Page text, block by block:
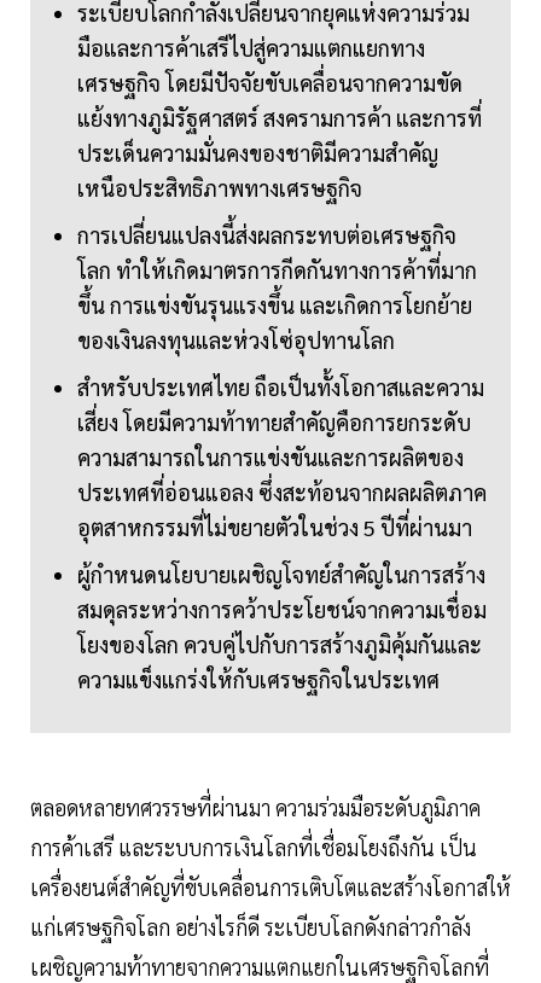
ระเบียบโลกกำลังเปลี่ยนจากยุคแห่งความร่วม
มือและการค้าเสรีไปสู่ความแตกแยกทาง
เศรษฐกิจ โดยมีปัจจัยขับเคลื่อนจากความขัด
แย้งทางภูมิรัฐศาสตร์ สงครามการค้า และการที่
ประเด็นความมั่นคงของชาติมีความสำคัญ
เหนือประสิทธิภาพทางเศรษฐกิจ
การเปลี่ยนแปลงนี้ส่งผลกระทบต่อเศรษฐกิจ
โลก ทำให้เกิดมาตรการกีดกันทางการค้าที่มาก
ขึ้น การแข่งขันรุนแรงขึ้น และเกิดการโยกย้าย
ของเงินลงทุนและห่วงโซ่อุปทานโลก
สำหรับประเทศไทย ถือเป็นทั้งโอกาสและความ
เสี่ยง โดยมีความท้าทายสำคัญคือการยกระดับ
ความสามารถในการแข่งขันและการผลิตของ
ประเทศที่อ่อนแอลง ซึ่งสะท้อนจากผลผลิตภาค
อุตสาหกรรมที่ไม่ขยายตัวในช่วง 5 ปีที่ผ่านมา
ผู้กำหนดนโยบายเผชิญโจทย์สำคัญในการสร้าง
สมดุลระหว่างการคว้าประโยชน์จากความเชื่อม
โยงของโลก ควบคู่ไปกับการสร้างภูมิคุ้มกันและ
ความแข็งแกร่งให้กับเศรษฐกิจในประเทศ
ตลอดหลายทศวรรษที่ผ่านมา ความร่วมมือระดับภูมิภาค
การค้าเสรี และระบบการเงินโลกที่เชื่อมโยงถึงกัน เป็น
เครื่องยนต์สำคัญที่ขับเคลื่อนการเติบโตและสร้างโอกาสให้
แก่เศรษฐกิจโลก อย่างไรก็ดี ระเบียบโลกดังกล่าวกำลัง
เผชิญความท้าทายจากความแตกแยกในเศรษฐกิจโลกที่